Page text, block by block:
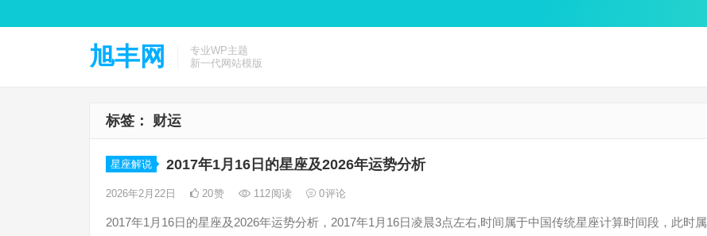
旭丰网
专业WP主题
新一代网站模版
标签： 财运
星座解说 2017年1月16日的星座及2026年运势分析
2026年2月22日 20赞 112阅读 0评论
2017年1月16日的星座及2026年运势分析，2017年1月16日凌晨3点左右,时间属于中国传统星座计算时间段，此时属